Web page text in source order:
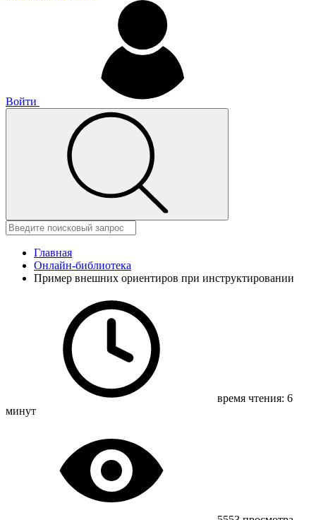
Войти
Главная
Онлайн-библиотека
Пример внешних ориентиров при инструктировании
время чтения: 6
минут